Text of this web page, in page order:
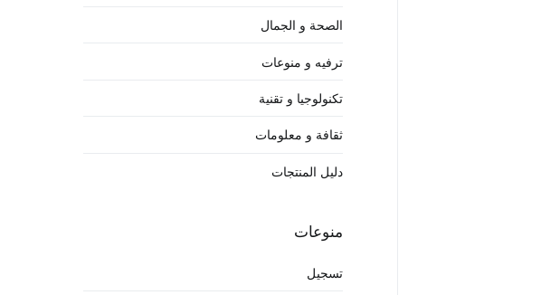
الصحة و الجمال
ترفيه و منوعات
تكنولوجيا و تقنية
ثقافة و معلومات
دليل المنتجات
منوعات
تسجيل